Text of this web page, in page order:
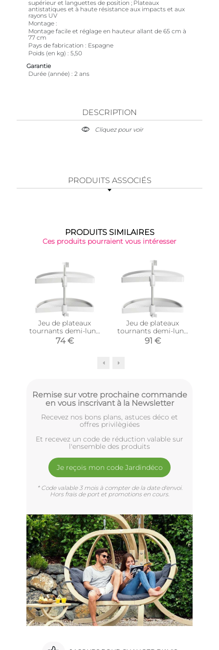
supérieur et languettes de position ; Plateaux
antistatiques et à haute résistance aux impacts et aux
rayons UV
Montage
Montage facile et réglage en hauteur allant de 65 cm à
77 cm
Pays de fabrication
Espagne
Poids (en kg)
5,50
Garantie
Durée (année)
2 ans
DESCRIPTION
Cliquez pour voir
PRODUITS ASSOCIÉS
PRODUITS SIMILAIRES
Ces produits pourraient vous intéresser
Jeu de plateaux
tournants demi-lune
blanc Shelvo
74 €
Jeu de plateaux
tournants demi-lune
blanc Shelvo
91 €
Remise sur votre prochaine commande
en vous inscrivant à la Newsletter
Recevez nos bons plans, astuces déco et
offres privilègiées
Et recevez un code de réduction valable sur
l'ensemble des produits
Je reçois mon code Jardindéco
* Code valable 3 mois à compter de la date d'envoi.
Hors frais de port et promotions en cours.